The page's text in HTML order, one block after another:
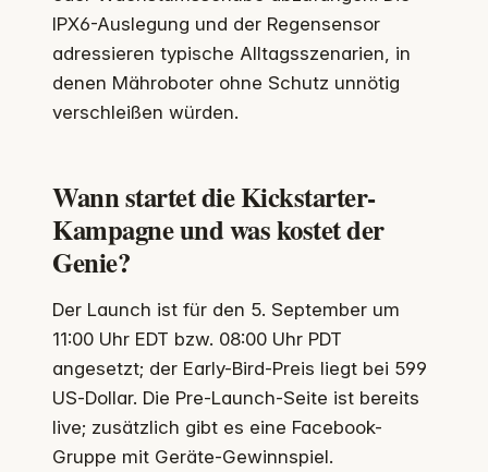
IPX6-Auslegung und der Regensensor
adressieren typische Alltagsszenarien, in
denen Mähroboter ohne Schutz unnötig
verschleißen würden.
Wann startet die Kickstarter-
Kampagne und was kostet der
Genie?
Der Launch ist für den 5. September um
11:00 Uhr EDT bzw. 08:00 Uhr PDT
angesetzt; der Early-Bird-Preis liegt bei 599
US‑Dollar. Die Pre-Launch-Seite ist bereits
live; zusätzlich gibt es eine Facebook-
Gruppe mit Geräte-Gewinnspiel.